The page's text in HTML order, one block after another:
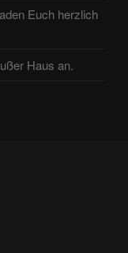
Euch herzlich
Haus an.